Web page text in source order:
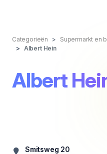
Categorieën Supermarkt en
Albert Hein
Albert
Smitsweg 20